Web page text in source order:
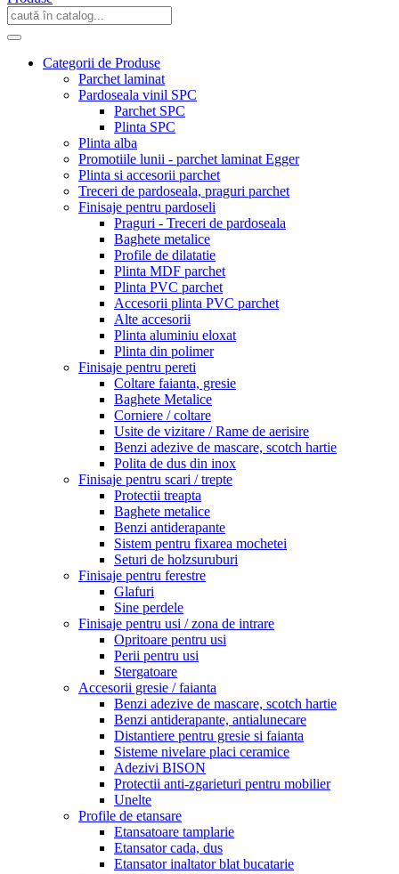
Categorii de Produse
Parchet laminat
Pardoseala vinil SPC
Parchet SPC
Plinta SPC
Plinta alba
Promotiile lunii - parchet laminat Egger
Plinta si accesorii parchet
Treceri de pardoseala, praguri parchet
Finisaje pentru pardoseli
Praguri - Treceri de pardoseala
Baghete metalice
Profile de dilatatie
Plinta MDF parchet
Plinta PVC parchet
Accesorii plinta PVC parchet
Alte accesorii
Plinta aluminiu eloxat
Plinta din polimer
Finisaje pentru pereti
Coltare faianta, gresie
Baghete Metalice
Corniere / coltare
Usite de vizitare / Rame de aerisire
Benzi adezive de mascare, scotch hartie
Polita de dus din inox
Finisaje pentru scari / trepte
Protectii treapta
Baghete metalice
Benzi antiderapante
Sistem pentru fixarea mochetei
Seturi de holzsuruburi
Finisaje pentru ferestre
Glafuri
Sine perdele
Finisaje pentru usi / zona de intrare
Opritoare pentru usi
Perii pentru usi
Stergatoare
Accesorii gresie / faianta
Benzi adezive de mascare, scotch hartie
Benzi antiderapante, antialunecare
Distantiere pentru gresie si faianta
Sisteme nivelare placi ceramice
Adezivi BISON
Protectii anti-zgarieturi pentru mobilier
Unelte
Profile de etansare
Etansatoare tamplarie
Etansator cada, dus
Etansator inaltator blat bucatarie